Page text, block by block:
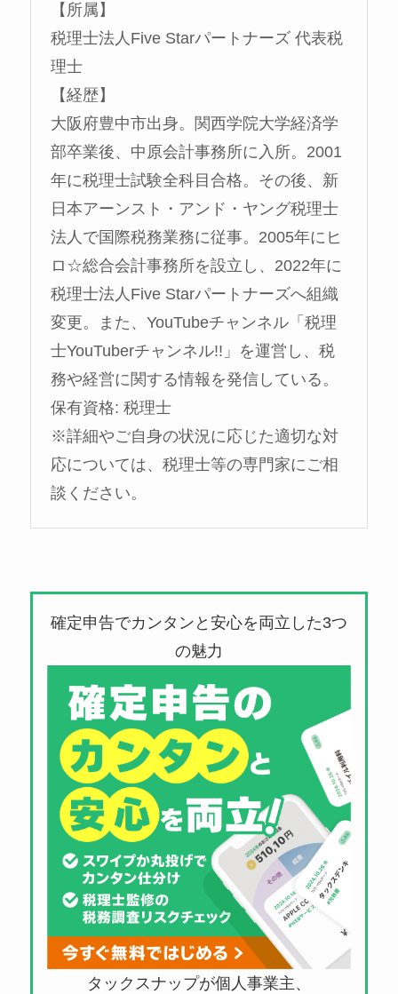
【所属】
税理士法人Five Starパートナーズ 代表税
理士
【経歴】
大阪府豊中市出身。関西学院大学経済学
部卒業後、中原会計事務所に入所。2001
年に税理士試験全科目合格。その後、新
日本アーンスト・アンド・ヤング税理士
法人で国際税務業務に従事。2005年にヒ
ロ☆総合会計事務所を設立し、2022年に
税理士法人Five Starパートナーズへ組織
変更。また、YouTubeチャンネル「税理
士YouTuberチャンネル!!」を運営し、税
務や経営に関する情報を発信している。
保有資格: 税理士
※詳細やご自身の状況に応じた適切な対
応については、税理士等の専門家にご相
談ください。
確定申告でカンタンと安心を両立した3つ
の魅力
タックスナップが個人事業主、